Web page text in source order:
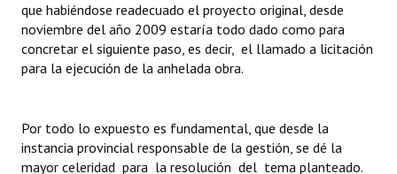
que habiéndose readecuado el proyecto original, desde
noviembre del año 2009 estaría todo dado como para
concretar el siguiente paso, es decir, el llamado a licitación
para la ejecución de la anhelada obra.
Por todo lo expuesto es fundamental, que desde la
instancia provincial responsable de la gestión, se dé la
mayor celeridad para la resolución del tema planteado.